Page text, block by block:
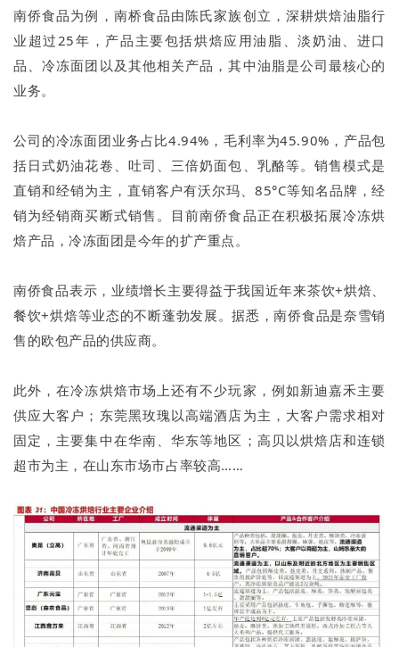
南侨食品为例，南桥食品由陈氏家族创立，深耕烘焙油脂行
业超过25年，产品主要包括烘焙应用油脂、淡奶油、进口
品、冷冻面团以及其他相关产品，其中油脂是公司最核心的
业务。
公司的冷冻面团业务占比4.94%，毛利率为45.90%，产品包
括日式奶油花卷、吐司、三倍奶面包、乳酪等。销售模式是
直销和经销为主，直销客户有沃尔玛、85°C等知名品牌，经
销为经销商买断式销售。目前南侨食品正在积极拓展冷冻烘
焙产品，冷冻面团是今年的扩产重点。
南侨食品表示，业绩增长主要得益于我国近年来茶饮+烘焙、
餐饮+烘焙等业态的不断蓬勃发展。据悉，南侨食品是奈雪销
售的欧包产品的供应商。
此外，在冷冻烘焙市场上还有不少玩家，例如新迪嘉禾主要
供应大客户；东莞黑玫瑰以高端酒店为主，大客户需求相对
固定，主要集中在华南、华东等地区；高贝以烘焙店和连锁
超市为主，在山东市场市占率较高……